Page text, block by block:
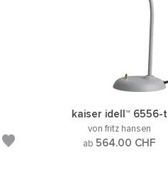
kaiser idell™ 6556-t
von fritz hansen
ab 564.00 CHF